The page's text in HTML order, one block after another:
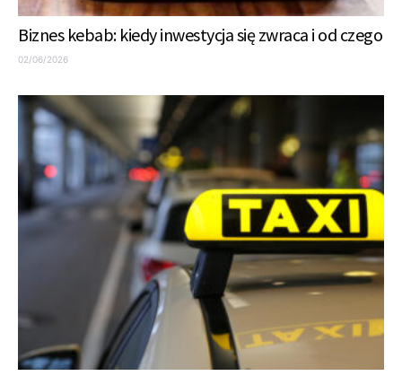
Biznes kebab: kiedy inwestycja się zwraca i od czego
02/06/2026